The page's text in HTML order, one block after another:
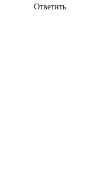
Ответить